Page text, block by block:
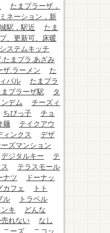
たまプラーザ，
ネーション，新
駅，駅近
たま
、更新可、床暖
ステムキッチ
たまプラ.あざみ
ザ.ラーメン
た
バル
たまプラ
プラーザ駅
タ
ンデム
チーズィ
ちびっ子
チョ
麺
テイクアウ
ィンクス
デザ
ズマンション
デジタルキー
テ
テラスモール
ナツ
ドーナッ
カフェ
トト
ル
トラベル
ンキ
どんな
れない
なし
ニーズ
ニコッ